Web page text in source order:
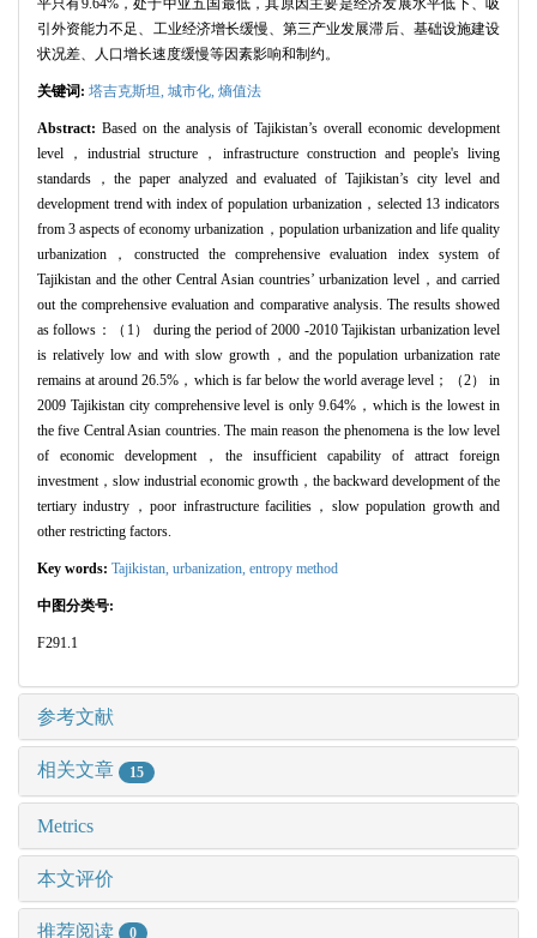
平只有9.64%，处于中亚五国最低，其原因主要是经济发展水平低下、吸
引外资能力不足、工业经济增长缓慢、第三产业发展滞后、基础设施建设
状况差、人口增长速度缓慢等因素影响和制约。
关键词: 塔吉克斯坦, 城市化, 熵值法
Abstract: Based on the analysis of Tajikistan’s overall economic development
level，industrial structure，infrastructure construction and people's living
standards，the paper analyzed and evaluated of Tajikistan’s city level and
development trend with index of population urbanization，selected 13 indicators
from 3 aspects of economy urbanization，population urbanization and life quality
urbanization，constructed the comprehensive evaluation index system of
Tajikistan and the other Central Asian countries’ urbanization level，and carried
out the comprehensive evaluation and comparative analysis. The results showed
as follows：（1） during the period of 2000 -2010 Tajikistan urbanization level
is relatively low and with slow growth，and the population urbanization rate
remains at around 26.5%，which is far below the world average level；（2） in
2009 Tajikistan city comprehensive level is only 9.64%，which is the lowest in
the five Central Asian countries. The main reason the phenomena is the low level
of economic development，the insufficient capability of attract foreign
investment，slow industrial economic growth，the backward development of the
tertiary industry，poor infrastructure facilities，slow population growth and
other restricting factors.
Key words: Tajikistan, urbanization, entropy method
中图分类号:
F291.1
参考文献
相关文章 15
Metrics
本文评价
推荐阅读 0